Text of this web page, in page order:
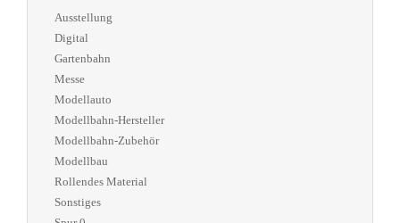
Ausstellung
Digital
Gartenbahn
Messe
Modellauto
Modellbahn-Hersteller
Modellbahn-Zubehör
Modellbau
Rollendes Material
Sonstiges